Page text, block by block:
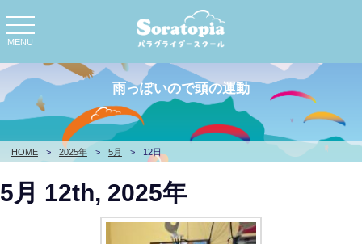
toggle
navigation
MENU
HOME > 2025年 > 5月 > 12日
雨っぽいので頭の運動
5月 12th, 2025年